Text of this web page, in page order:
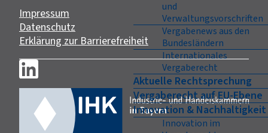
und
Verwaltungsvorschriften
Vergabenews aus den
Bundesländern
Internationales
Vergaberecht
Aktuelle Rechtsprechung
Vergaberecht auf EU-Ebene
Innovation & Nachhaltigkeit
Innovation im
Impressum
Datenschutz
Erklärung zur Barrierefreiheit